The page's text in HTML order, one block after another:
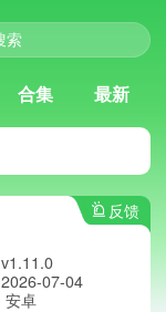
合集 最新
反馈
v1.11.0
2026-07-04
安卓